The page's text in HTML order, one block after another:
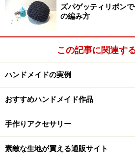
洗濯バサミの挟める部分を下側
貼ります。手は、手のひらをペー
をひもやリボンに挟むように貼り
【手順3】
手順2で作った腕の中心部を、洗
貼ります。さらに頭部も貼って出来
ズパゲッティリボン
の編み方
この記事に関連す
ハンドメイドの実例
おすすめハンドメイド作品
手作りアクセサリー
素敵な生地が買える通販サイト